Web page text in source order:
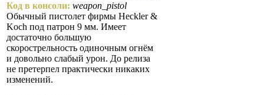
Код в консоли: weapon_pistol
Обычный пистолет фирмы Heckler &
Koch под патрон 9 мм. Имеет
достаточно большую
скорострельность одиночным огнём
и довольно слабый урон. До релиза
не претерпел практически никаких
изменений.